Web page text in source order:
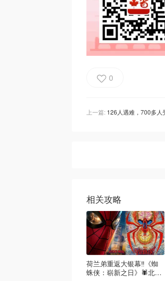
0
上一篇: 126人遇难，700多人受伤！甘肃发生6.2级地
相关攻略
荷兰弟重返大银幕‼️《蜘
蛛侠：崭新之日》🕷️北美